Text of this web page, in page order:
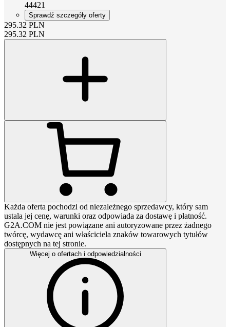
44421
Sprawdź szczegóły oferty
295.32 PLN
295.32 PLN
Każda oferta pochodzi od niezależnego sprzedawcy, który sam
ustala jej cenę, warunki oraz odpowiada za dostawę i płatność.
G2A.COM nie jest powiązane ani autoryzowane przez żadnego
twórcę, wydawcę ani właściciela znaków towarowych tytułów
dostępnych na tej stronie.
Więcej o ofertach i odpowiedzialności